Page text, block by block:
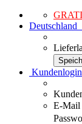
Deutschland
Kundenlogin
E-Mail